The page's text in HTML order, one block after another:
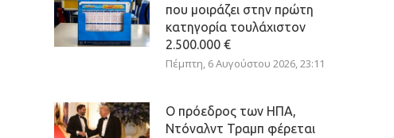
που μοιράζει στην πρώτη
κατηγορία τουλάχιστον
2.500.000 €
Πέμπτη, 6 Αυγούστου 2026, 23:11
Ο πρόεδρος των ΗΠΑ,
Ντόναλντ Τραμπ φέρεται